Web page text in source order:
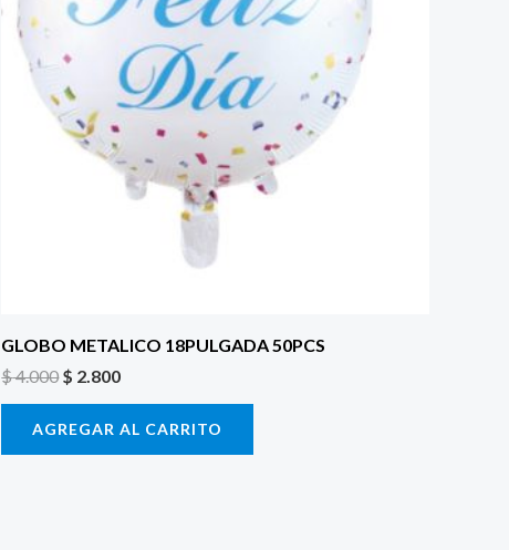
GLOBO METALICO 18PULGADA 50PCS
$4.000$ 2.800
AGREGAR AL CARRITO